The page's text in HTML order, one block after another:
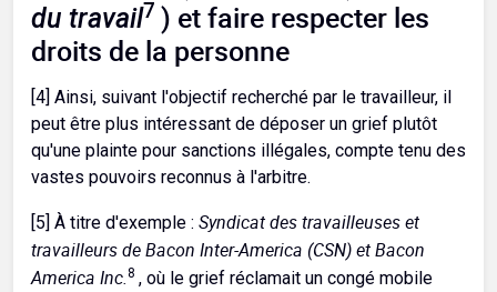
du travail7 ) et faire respecter les
droits de la personne
[4] Ainsi, suivant l'objectif recherché par le travailleur, il
peut être plus intéressant de déposer un grief plutôt
qu'une plainte pour sanctions illégales, compte tenu des
vastes pouvoirs reconnus à l'arbitre.
[5] À titre d'exemple : Syndicat des travailleuses et
travailleurs de Bacon Inter-America (CSN) et Bacon
America Inc.8 , où le grief réclamait un congé mobile